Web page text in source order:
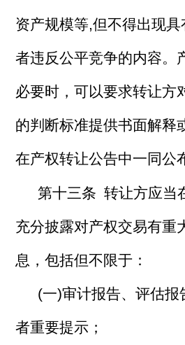
资产规模等,但不得出现
者违反公平竞争的内容。
必要时，可以要求转让方
的判断标准提供书面解释
在产权转让公告中一同公
第十三条 转让方应当
充分披露对产权交易有重
息，包括但不限于：
(一)审计报告、评估报
者重要提示；